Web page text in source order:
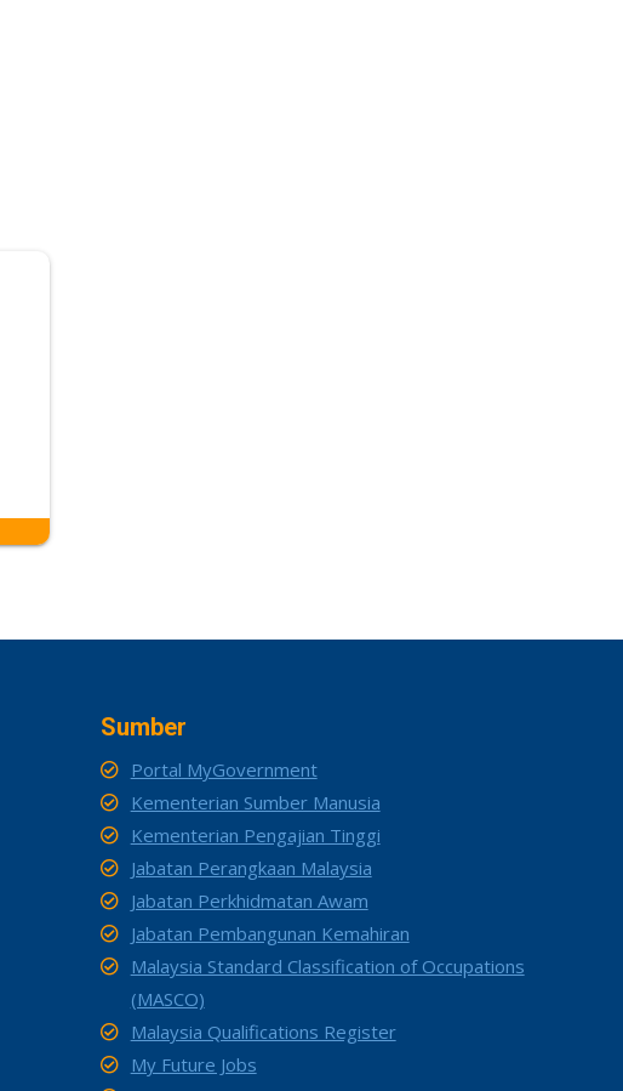
Sumber
Portal MyGovernment
Kementerian Sumber Manusia
Kementerian Pengajian Tinggi
Jabatan Perangkaan Malaysia
Jabatan Perkhidmatan Awam
Jabatan Pembangunan Kemahiran
Malaysia Standard Classification of Occupations
(MASCO)
Malaysia Qualifications Register
My Future Jobs